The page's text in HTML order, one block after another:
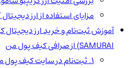
مزایای استفاده از ارز دیجیتال CST
SAMURAI) از صرافی کیف پول من